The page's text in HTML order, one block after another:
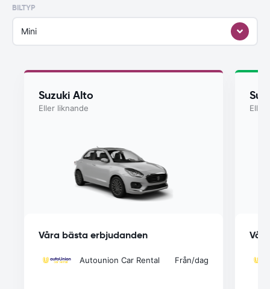
BILTYP
Mini
Suzuki Alto
Eller liknande
Våra bästa erbjudanden
Autounion Car Rental Från/dag
Eller